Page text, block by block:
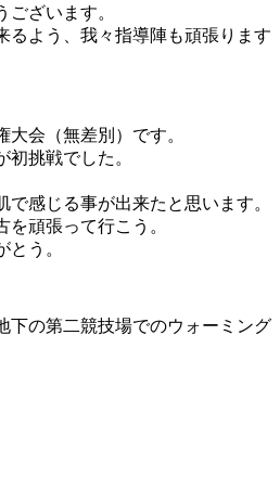
ざいます。
るよう、我々指導陣も頑張ります
会（無差別）です。
挑戦でした。
感じる事が出来たと思います。
を頑張って行こう。
とう。
下の第二競技場でのウォーミング